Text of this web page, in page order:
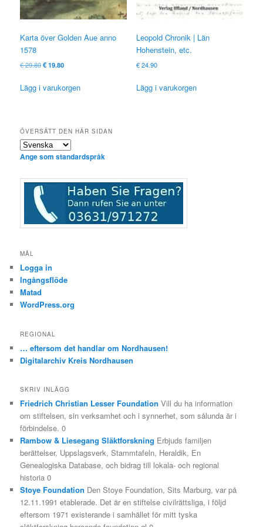
Karta över Golden Aue anno
1578
€29.80Ursprungligt
var:
€19.80Nuvarande
är:
Lägg i varukorgen
Leopold Chronik | Län
Hohenstein, etc.
€24.90
Lägg i varukorgen
ÖVERSÄTT DEN HÄR SIDAN
Ange som standardspråk
MÅL
Logga in
Ingångsflöde
Matad
WordPress.org
REGIONAL
… eftersom det handlar om Nordhausen!
Digitalarchiv Kreis Nordhausen
SKRIV INLÄGG
Friedrich Christian Lesser Foundation Vill du ha information
om stiftelsen, sin verksamhet och i synnerhet, som sålunda är i
förbindelse. 0
Rambow & Liesegang Släktforskning Erbjuds familjen
berättelser, Uppslagsverk, Stammtafeln, Heraldik, En
Genealogiska Database, och bidrag till lokala- och regional
historia 0
Stoye Foundation Den Stoye Foundation, Sits Marburg, var på
12.11.1991 etablerade. Det är en stiftelse civilrättsliga, i följd
eftersom 1971 existerande i samhället för mitt tyska